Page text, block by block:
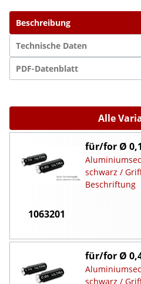
Beschreibung
Technische Daten
PDF-Datenblatt
Alle
für/for Ø
schwarz /
Beschriftung
1063201
für/for Ø
schwarz /